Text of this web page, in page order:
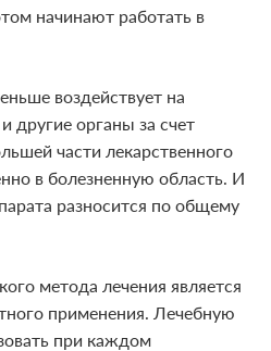
начинают работать в
воздействует на
другие органы за счет
части лекарственного
в болезненную область. И
разносится по общему
метода лечения является
применения. Лечебную
при каждом